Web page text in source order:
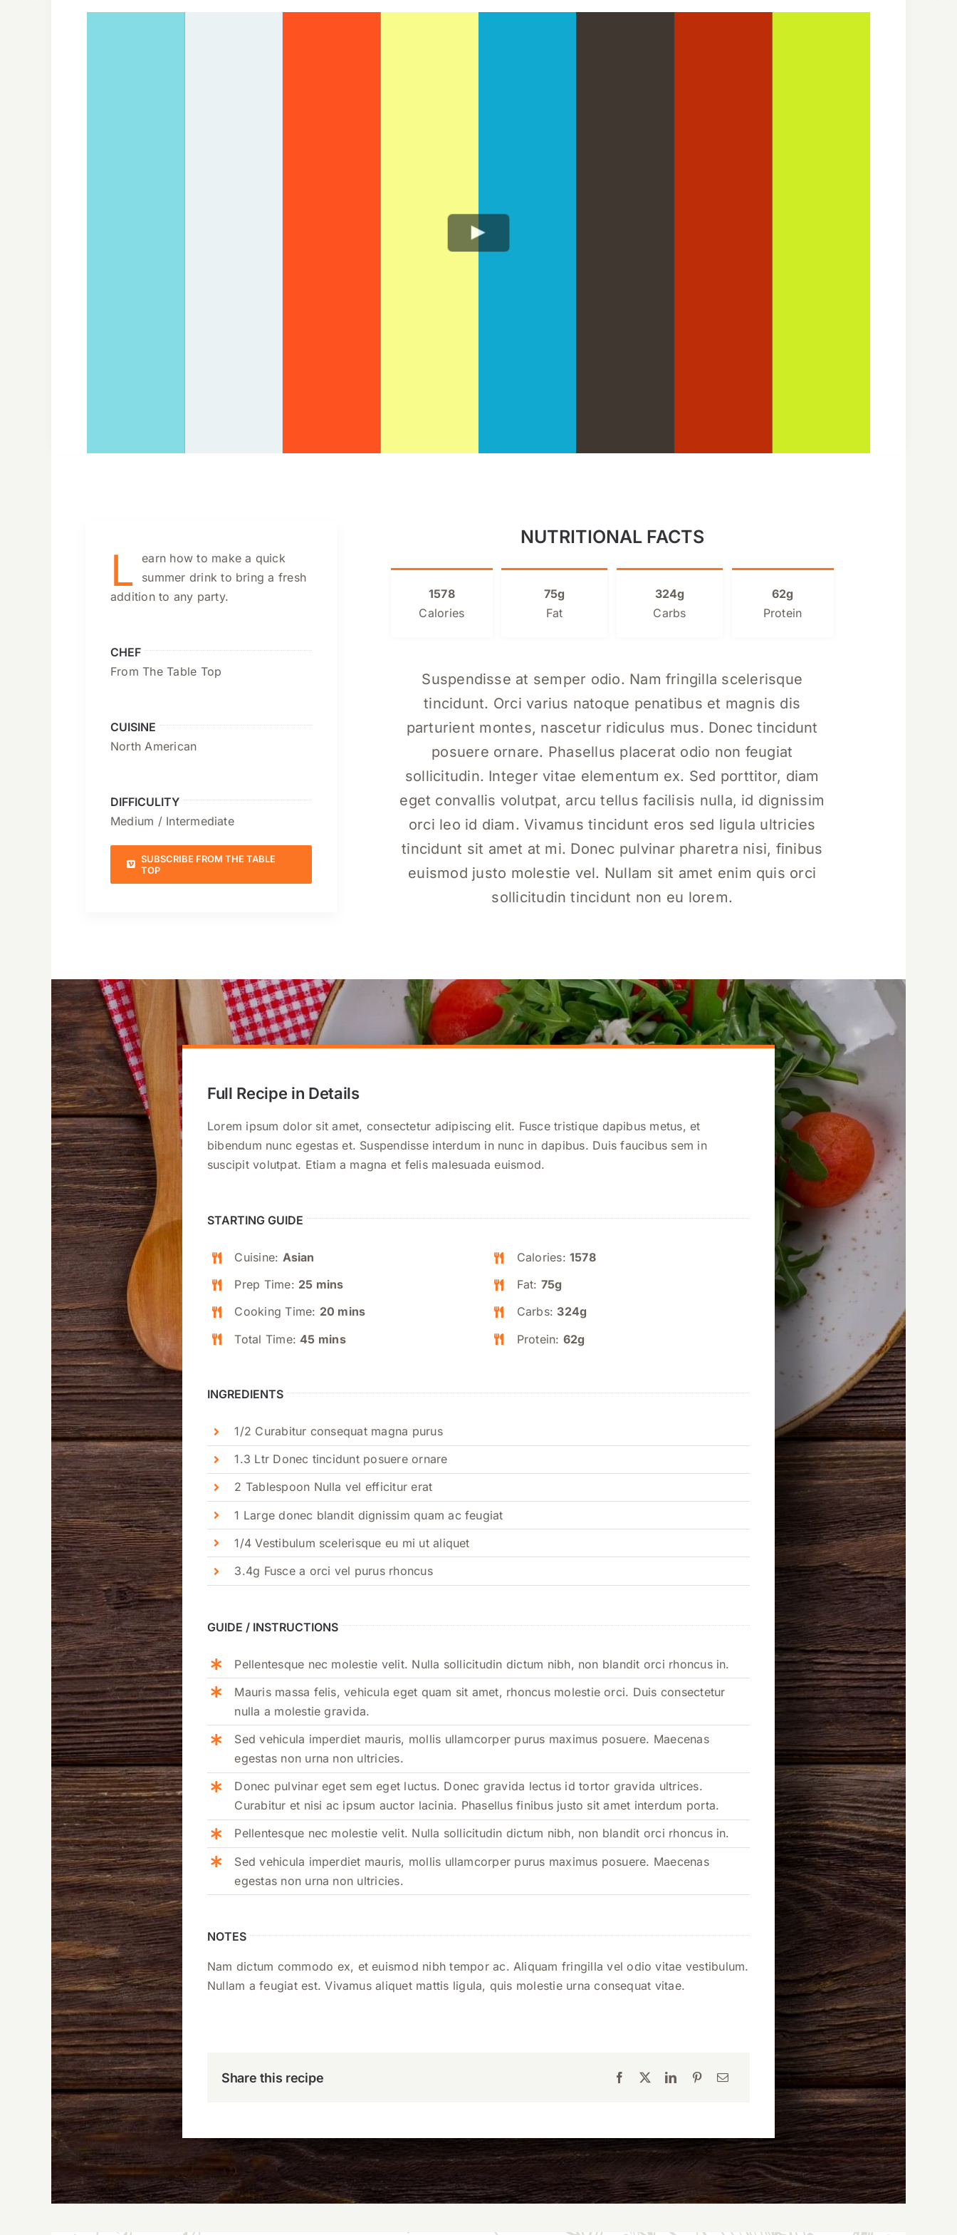
L
earn how to make a quick
summer drink to bring a fresh
addition to any party.
CHEF
From The Table Top
CUISINE
North American
DIFFICULITY
Medium / Intermediate
SUBSCRIBE FROM THE TABLE
TOP
NUTRITIONAL FACTS
1578
Calories
75g
Fat
324g
Carbs
62g
Protein
Suspendisse at semper odio. Nam fringilla scelerisque
tincidunt. Orci varius natoque penatibus et magnis dis
parturient montes, nascetur ridiculus mus. Donec tincidunt
posuere ornare. Phasellus placerat odio non feugiat
sollicitudin. Integer vitae elementum ex. Sed porttitor, diam
eget convallis volutpat, arcu tellus facilisis nulla, id dignissim
orci leo id diam. Vivamus tincidunt eros sed ligula ultricies
tincidunt sit amet at mi. Donec pulvinar pharetra nisi, finibus
euismod justo molestie vel. Nullam sit amet enim quis orci
sollicitudin tincidunt non eu lorem.
Full Recipe in Details
Lorem ipsum dolor sit amet, consectetur adipiscing elit. Fusce tristique dapibus metus, et
bibendum nunc egestas et. Suspendisse interdum in nunc in dapibus. Duis faucibus sem in
suscipit volutpat. Etiam a magna et felis malesuada euismod.
STARTING GUIDE
Cuisine: Asian
Prep Time: 25 mins
Cooking Time: 20 mins
Total Time:45 mins
Calories: 1578
Fat: 75g
Carbs: 324g
Protein: 62g
INGREDIENTS
1/2 Curabitur consequat magna purus
1.3 Ltr Donec tincidunt posuere ornare
2 Tablespoon Nulla vel efficitur erat
1 Large donec blandit dignissim quam ac feugiat
1/4 Vestibulum scelerisque eu mi ut aliquet
3.4g Fusce a orci vel purus rhoncus
GUIDE / INSTRUCTIONS
Pellentesque nec molestie velit. Nulla sollicitudin dictum nibh, non blandit orci rhoncus in.
Mauris massa felis, vehicula eget quam sit amet, rhoncus molestie orci. Duis consectetur
nulla a molestie gravida.
Sed vehicula imperdiet mauris, mollis ullamcorper purus maximus posuere. Maecenas
egestas non urna non ultricies.
Donec pulvinar eget sem eget luctus. Donec gravida lectus id tortor gravida ultrices.
Curabitur et nisi ac ipsum auctor lacinia. Phasellus finibus justo sit amet interdum porta.
Pellentesque nec molestie velit. Nulla sollicitudin dictum nibh, non blandit orci rhoncus in.
Sed vehicula imperdiet mauris, mollis ullamcorper purus maximus posuere. Maecenas
egestas non urna non ultricies.
NOTES
Nam dictum commodo ex, et euismod nibh tempor ac. Aliquam fringilla vel odio vitae vestibulum.
Nullam a feugiat est. Vivamus aliquet mattis ligula, quis molestie urna consequat vitae.
Share this recipe